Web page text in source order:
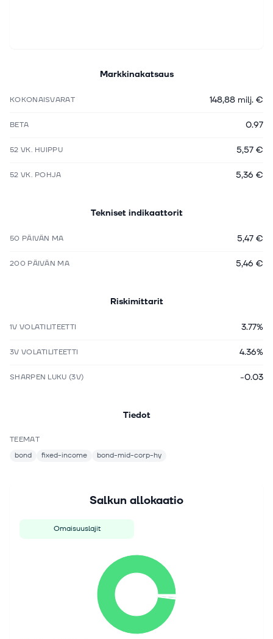
Markkinakatsaus
KOKONAISVARAT 148,88 milj. €
BETA 0.97
52 VK. HUIPPU 5,57 €
52 VK. POHJA 5,36 €
Tekniset indikaattorit
50 PÄIVÄN MA 5,47 €
200 PÄIVÄN MA 5,46 €
Riskimittarit
1V VOLATILITEETTI 3.77%
3V VOLATILITEETTI 4.36%
SHARPEN LUKU (3V) -0.03
Tiedot
TEEMAT
bond
fixed-income bond-mid-corp-hy
Salkun allokaatio
Omaisuuslajit